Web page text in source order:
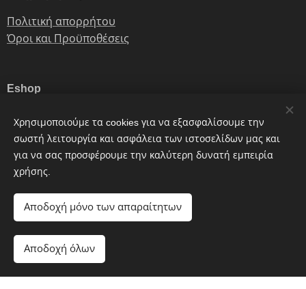
Πολιτική απορρήτου
Όροι και Προϋποθέσεις
Eshop
Σχετικά με εμάς
Επικοινωνία
Υλοποιήθηκε από τη
Δημιουργήστε δωρεάν ιστοσελίδα!
Χρησιμοποιούμε τα cookies για να εξασφαλίσουμε την
σωστή λειτουργία και ασφάλεια των ιστοσελίδων μας και
για να σας προσφέρουμε την καλύτερη δυνατή εμπειρία
χρήσης.
Αποδοχή μόνο των απαραίτητων
Αποδοχή όλων